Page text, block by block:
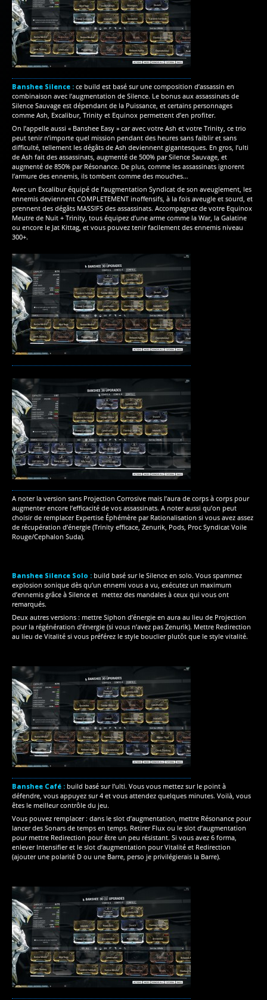
Banshee Silence : ce build est basé sur une composition d’assassin en
combinaison avec l’augmentation de Silence. Le bonus aux assassinats de
Silence Sauvage est dépendant de la Puissance, et certains personnages
comme Ash, Excalibur, Trinity et Equinox permettent d’en profiter.
On l’appelle aussi « Banshee Easy » car avec votre Ash et votre Trinity, ce trio
peut tenir n’importe quel mission pendant des heures sans faiblir et sans
difficulté, tellement les dégâts de Ash deviennent gigantesques. En gros, l’ulti
de Ash fait des assassinats, augmenté de 500% par Silence Sauvage, et
augmenté de 850% par Résonance. De plus, comme les assassinats ignorent
l’armure des ennemis, ils tombent comme des mouches…
Avec un Excalibur équipé de l’augmentation Syndicat de son aveuglement, les
ennemis deviennent COMPLETEMENT inoffensifs, à la fois aveugle et sourd, et
prennent des dégâts MASSIFS des assassinats. Accompagnez de votre Equinox
Meutre de Nuit + Trinity, tous équipez d’une arme comme la War, la Galatine
ou encore le Jat Kittag, et vous pouvez tenir facilement des ennemis niveau
300+.
A noter la version sans Projection Corrosive mais l’aura de corps à corps pour
augmenter encore l’efficacité de vos assassinats. A noter aussi qu’on peut
choisir de remplacer Expertise Éphémère par Rationalisation si vous avez assez
de récupération d’énergie (Trinity efficace, Zenurik, Pods, Proc Syndicat Voile
Rouge/Cephalon Suda).
Banshee Silence Solo : build basé sur le Silence en solo. Vous spammez
explosion sonique dès qu’un ennemi vous a vu, exécutez un maximum
d’ennemis grâce à Silence et mettez des mandales à ceux qui vous ont
remarqués.
Deux autres versions : mettre Siphon d’énergie en aura au lieu de Projection
pour la régénération d’énergie (si vous n’avez pas Zenurik). Mettre Redirection
au lieu de Vitalité si vous préférez le style bouclier plutôt que le style vitalité.
Banshee Café : build basé sur l’ulti. Vous vous mettez sur le point à
défendre, vous appuyez sur 4 et vous attendez quelques minutes. Voilà, vous
êtes le meilleur contrôle du jeu.
Vous pouvez remplacer : dans le slot d’augmentation, mettre Résonance pour
lancer des Sonars de temps en temps. Retirer Flux ou le slot d’augmentation
pour mettre Redirection pour être un peu résistant. Si vous avez 6 forma,
enlever Intensifier et le slot d’augmentation pour Vitalité et Redirection
(ajouter une polarité D ou une Barre, perso je privilégierais la Barre).